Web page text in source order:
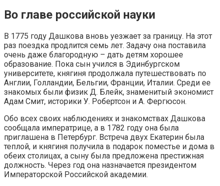
Во главе российской науки
В 1775 году Дашкова вновь уезжает за границу. На этот
раз поездка продлится семь лет. Задачу она поставила
очень даже благородную – дать детям хорошее
образование. Пока сын учился в Эдинбургском
университете, княгиня продолжала путешествовать по
Англии, Голландии, Бельгии, Франции, Италии. Среди ее
знакомых были физик Д. Блейк, знаменитый экономист
Адам Смит, историки У. Робертсон и А. Фергюсон.
Обо всех своих наблюдениях и знакомствах Дашкова
сообщала императрице, а в 1782 году она была
приглашена в Петербург. Встреча двух Екатерин была
теплой, и княгиня получила в подарок поместье и дома в
обеих столицах, а сыну была предложена престижная
должность. Через год она назначается президентом
Императорской Российской академии.